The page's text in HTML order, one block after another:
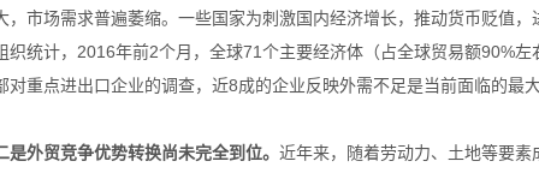
，市场需求普遍萎缩。一些国家为刺激国内经济增长，推动货币贬值
织统计，2016年前2个月，全球71个主要经济体（占全球贸易额90%
对重点进出口企业的调查，近8成的企业反映外需不足是当前面临的最
是外贸竞争优势转换尚未完全到位。 近年来，随着劳动力、土地等要